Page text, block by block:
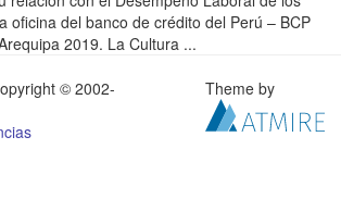
oficina del banco de crédito del Perú – BCP
2019. La Cultura ...
© 2002-
Theme by